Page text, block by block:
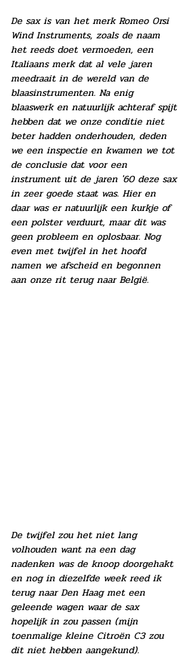
De sax is van het merk Romeo Orsi
Wind Instruments, zoals de naam
het reeds doet vermoeden, een
Italiaans merk dat al vele jaren
meedraait in de wereld van de
blaasinstrumenten. Na enig
blaaswerk en natuurlijk achteraf spijt
hebben dat we onze conditie niet
beter hadden onderhouden, deden
we een inspectie en kwamen we tot
de conclusie dat voor een
instrument uit de jaren '60 deze sax
in zeer goede staat was. Hier en
daar was er natuurlijk een kurkje of
een polster verduurt, maar dit was
geen probleem en oplosbaar. Nog
even met twijfel in het hoofd
namen we afscheid en begonnen
aan onze rit terug naar België.
De twijfel zou het niet lang
volhouden want na een dag
nadenken was de knoop doorgehakt
en nog in diezelfde week reed ik
terug naar Den Haag met een
geleende wagen waar de sax
hopelijk in zou passen (mijn
toenmalige kleine Citroën C3 zou
dit niet hebben aangekund).